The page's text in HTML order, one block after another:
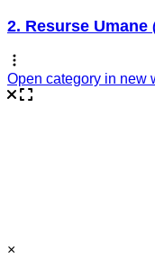
2. Resurse Umane
Open category in new
×